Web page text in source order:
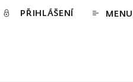
PŘIHLÁŠENÍ MENU